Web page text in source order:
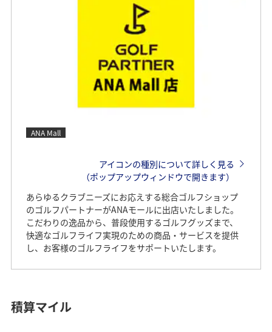
ANA Mall
アイコンの種別について詳しく見る
（ポップアップウィンドウで開きます）
あらゆるクラブニーズにお応えする総合ゴルフショップ
のゴルフパートナーがANAモールに出店いたしました。
こだわりの逸品から、普段使用するゴルフグッズまで、
快適なゴルフライフ実現のための商品・サービスを提供
し、お客様のゴルフライフをサポートいたします。
積算マイル